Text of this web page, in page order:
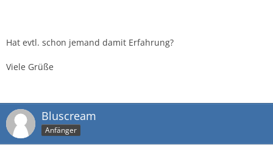
Hat evtl. schon jemand damit Erfahrung?
Viele Grüße
Bluscream
Anfänger